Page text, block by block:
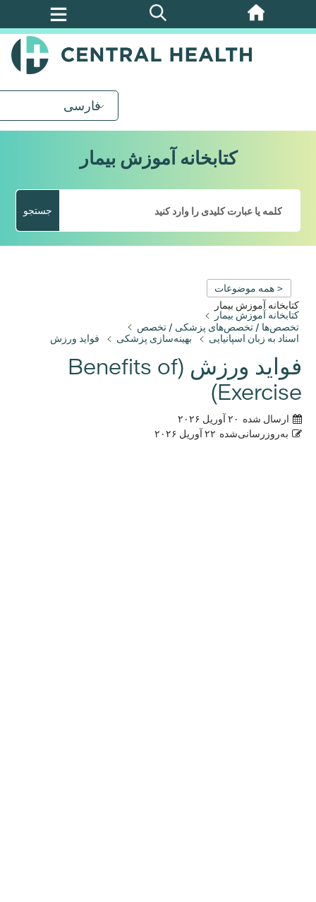
پرش
فارسی
کتابخانه آموزش بیمار
جستجو
< همه موضوعات
کتابخانه آموزش بیمار
کتابخانه آموزش بیمار
تخصص‌ها / تخصص‌های پزشکی / تخصص
اسناد به زبان اسپانیایی
بهینه‌سازی پزشکی فواید ورزش
فواید ورزش (Benefits of
Exercise)
ارسال شده ۲۰ آوریل ۲۰۲۶
به‌روزرسانی‌شده ۲۲ آوریل ۲۰۲۶